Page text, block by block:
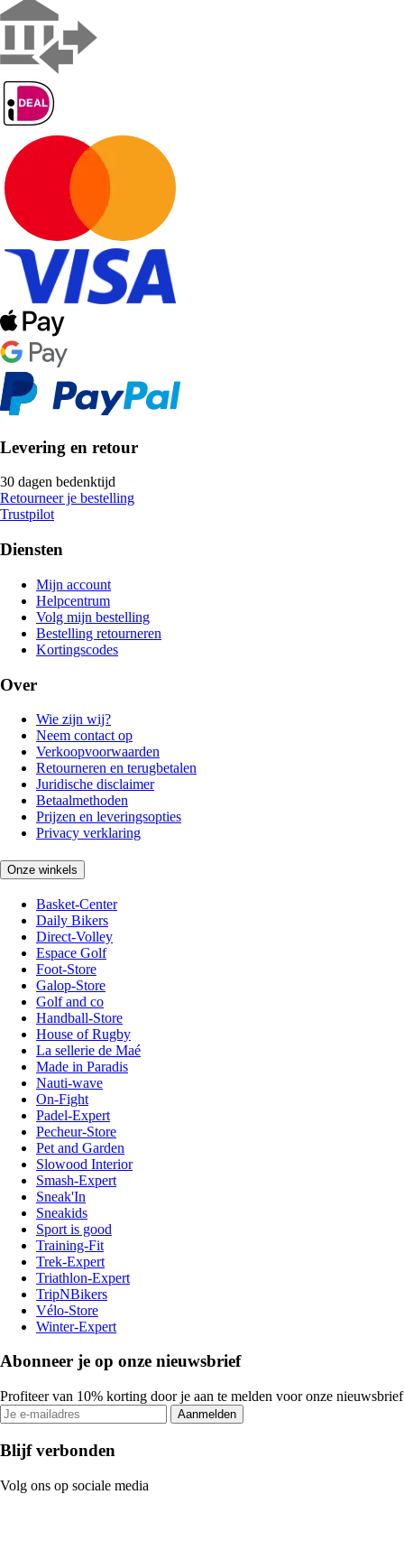
Levering en retour
30 dagen bedenktijd
Retourneer je bestelling
Trustpilot
Diensten
Mijn account
Helpcentrum
Volg mijn bestelling
Bestelling retourneren
Kortingscodes
Over
Wie zijn wij?
Neem contact op
Verkoopvoorwaarden
Retourneren en terugbetalen
Juridische disclaimer
Betaalmethoden
Prijzen en leveringsopties
Privacy verklaring
Onze winkels
Basket-Center
Daily Bikers
Direct-Volley
Espace Golf
Foot-Store
Galop-Store
Golf and co
Handball-Store
House of Rugby
La sellerie de Maé
Made in Paradis
Nauti-wave
On-Fight
Padel-Expert
Pecheur-Store
Pet and Garden
Slowood Interior
Smash-Expert
Sneak'In
Sneakids
Sport is good
Training-Fit
Trek-Expert
Triathlon-Expert
TripNBikers
Vélo-Store
Winter-Expert
Abonneer je op onze nieuwsbrief
Profiteer van 10% korting door je aan te melden voor onze nieuwsbrief
Aanmelden
Blijf verbonden
Volg ons op sociale media